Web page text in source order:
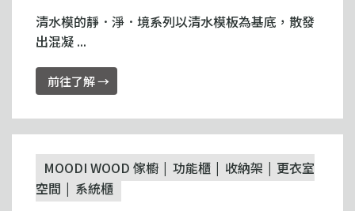
清水模的靜．淨．境系列以清水模板為基底，散發
出混凝 ...
前往了解 →
MOODI WOOD 傢櫥 功能櫃 收納架
更衣室
空間
系統櫃